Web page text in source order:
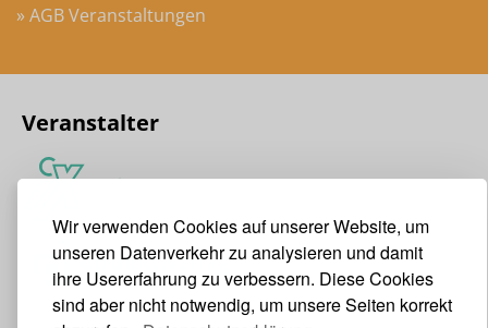
Wir verwenden Cookies auf unserer Website, um
unseren Datenverkehr zu analysieren und damit
ihre Usererfahrung zu verbessern. Diese Cookies
sind aber nicht notwendig, um unsere Seiten korrekt
» AGB Veranstaltungen
Veranstalter